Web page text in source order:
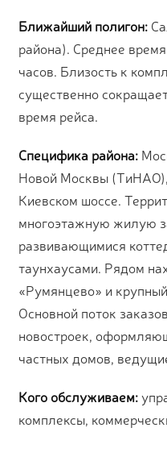
Ближайший полигон:
района). Среднее
часов. Близость к
существенно
время рейса.
Специфика района:
Новой Москвы
Киевском шоссе.
многоэтажную жилую
развивающимися
таунхаусами. Рядом
«Румянцево» и
Основной поток
новостроек,
частных домов,
Кого обслуживаем:
комплексы,